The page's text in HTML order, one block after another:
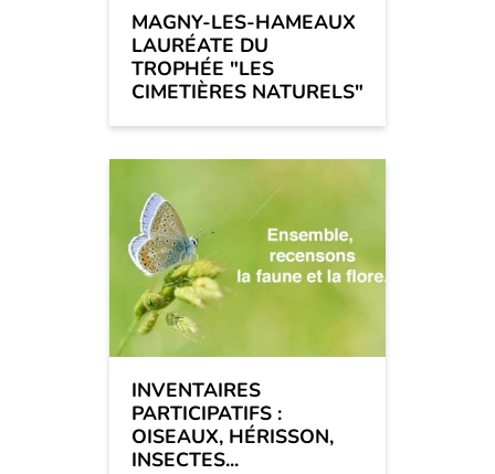
MAGNY-LES-HAMEAUX
LAURÉATE DU
TROPHÉE "LES
CIMETIÈRES NATURELS"
INVENTAIRES
PARTICIPATIFS :
OISEAUX, HÉRISSON,
INSECTES...